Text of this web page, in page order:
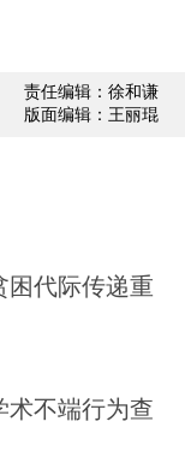
责任编辑：徐和谦
版面编辑：王丽琨
困代际传递重
术不端行为查